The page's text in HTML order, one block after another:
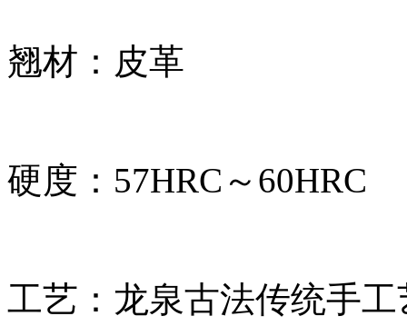
翘材：皮革
硬度：57HRC～60HRC
工艺：龙泉古法传统手工